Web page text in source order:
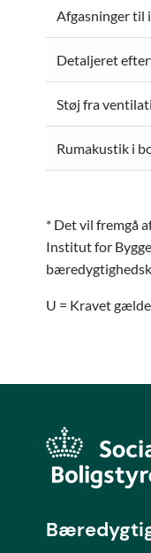
Afgasninger til
Detaljeret
Støj fra
Rumakustik i
* Det vil fremgå
Institut for
U = Kravet